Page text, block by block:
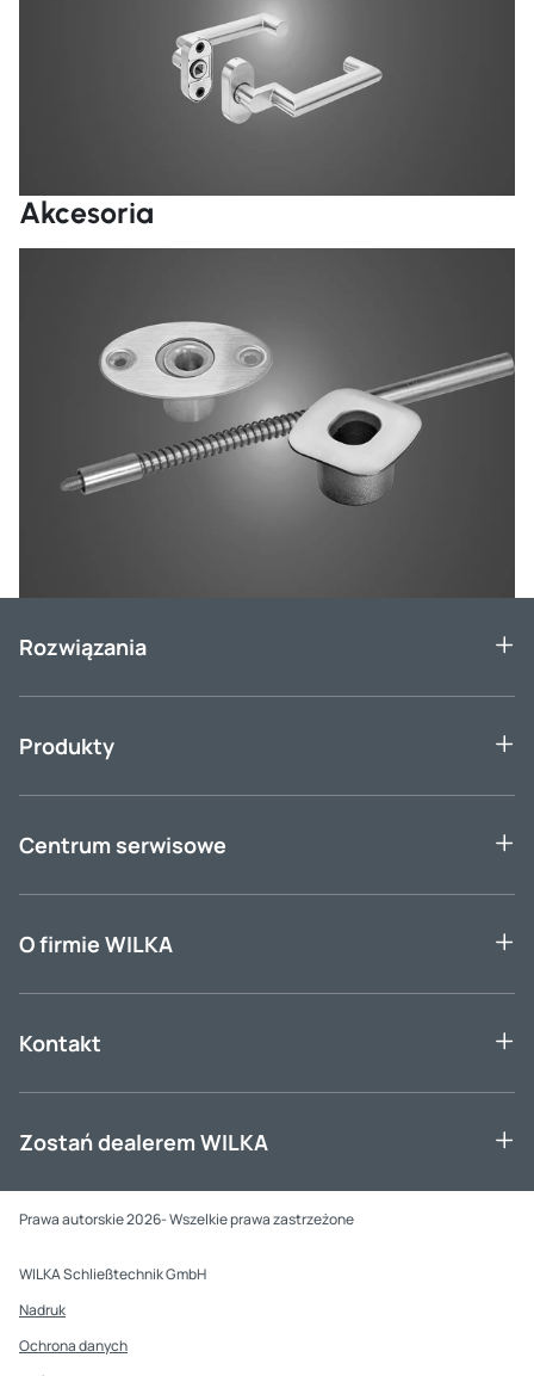
Akcesoria
Rozwiązania
Produkty
Centrum serwisowe
O firmie WILKA
Kontakt
Zostań dealerem WILKA
Prawa autorskie 2026- Wszelkie prawa zastrzeżone
WILKA Schließtechnik GmbH
Nadruk
Ochrona danych